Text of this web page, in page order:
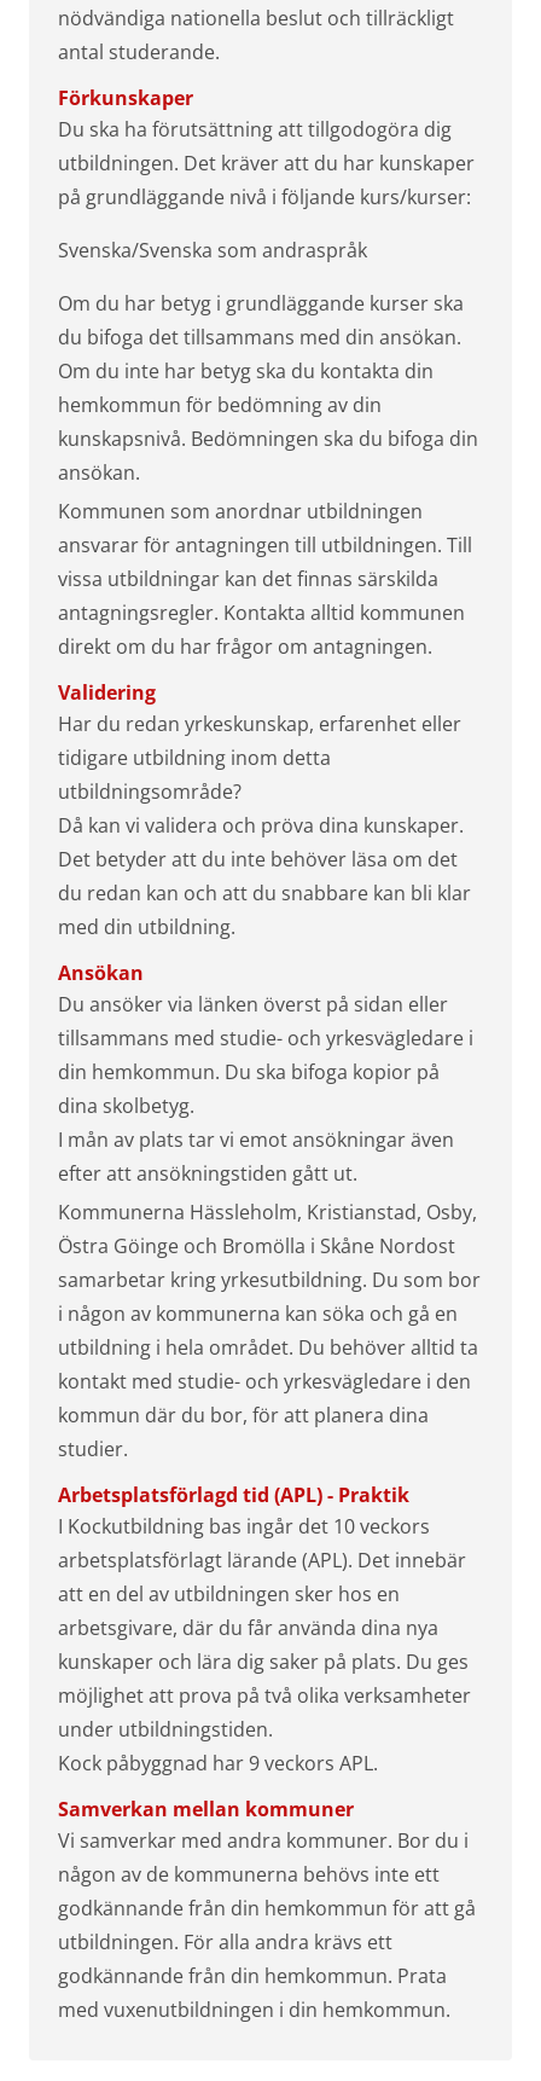
nödvändiga nationella beslut och tillräckligt
antal studerande.
Förkunskaper
Du ska ha förutsättning att tillgodogöra dig
utbildningen. Det kräver att du har kunskaper
på grundläggande nivå i följande kurs/kurser:
Svenska/Svenska som andraspråk
Om du har betyg i grundläggande kurser ska
du bifoga det tillsammans med din ansökan.
Om du inte har betyg ska du kontakta din
hemkommun för bedömning av din
kunskapsnivå. Bedömningen ska du bifoga din
ansökan.
Kommunen som anordnar utbildningen
ansvarar för antagningen till utbildningen. Till
vissa utbildningar kan det finnas särskilda
antagningsregler. Kontakta alltid kommunen
direkt om du har frågor om antagningen.
Validering
Har du redan yrkeskunskap, erfarenhet eller
tidigare utbildning inom detta
utbildningsområde?
Då kan vi validera och pröva dina kunskaper.
Det betyder att du inte behöver läsa om det
du redan kan och att du snabbare kan bli klar
med din utbildning.
Ansökan
Du ansöker via länken överst på sidan eller
tillsammans med studie- och yrkesvägledare i
din hemkommun. Du ska bifoga kopior på
dina skolbetyg.
I mån av plats tar vi emot ansökningar även
efter att ansökningstiden gått ut.
Kommunerna Hässleholm, Kristianstad, Osby,
Östra Göinge och Bromölla i Skåne Nordost
samarbetar kring yrkesutbildning. Du som bor
i någon av kommunerna kan söka och gå en
utbildning i hela området. Du behöver alltid ta
kontakt med studie- och yrkesvägledare i den
kommun där du bor, för att planera dina
studier.
Arbetsplatsförlagd tid (APL) - Praktik
I Kockutbildning bas ingår det 10 veckors
arbetsplatsförlagt lärande (APL). Det innebär
att en del av utbildningen sker hos en
arbetsgivare, där du får använda dina nya
kunskaper och lära dig saker på plats. Du ges
möjlighet att prova på två olika verksamheter
under utbildningstiden.
Kock påbyggnad har 9 veckors APL.
Samverkan mellan kommuner
Vi samverkar med andra kommuner. Bor du i
någon av de kommunerna behövs inte ett
godkännande från din hemkommun för att gå
utbildningen. För alla andra krävs ett
godkännande från din hemkommun. Prata
med vuxenutbildningen i din hemkommun.